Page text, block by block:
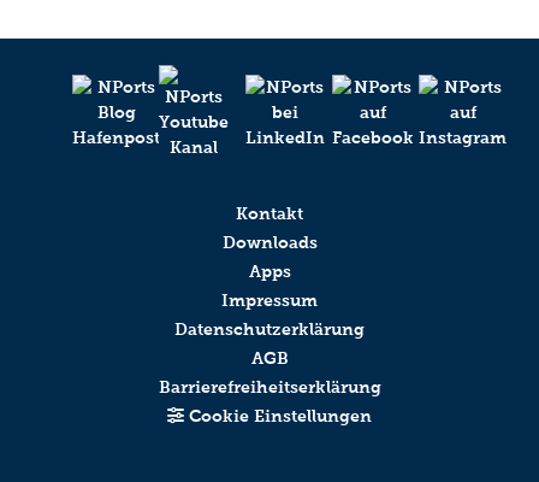
Kontakt
Downloads
Apps
Impressum
Datenschutzerklärung
AGB
Barrierefreiheitserklärung
Cookie Einstellungen